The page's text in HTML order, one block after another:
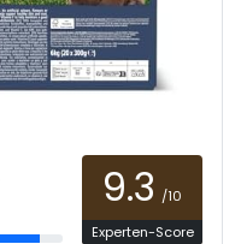
9.3 /10
Experten-Score